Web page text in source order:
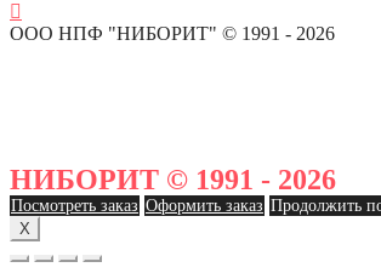
ООО НПФ "НИБОРИТ" © 1991 - 2026
НИБОРИТ © 1991 - 2026
Посмотреть заказ Оформить заказ Продолжить
X